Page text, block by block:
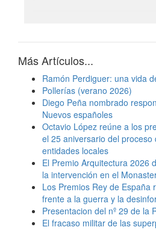
Más Artículos...
Ramón Perdiguer: una vida
Pollerías (verano 2026)
Diego Peña nombrado
Nuevos españoles
Octavio López reúne a los
el 25 aniversario del
entidades locales
El Premio Arquitectura 2026
la intervención en el
Los Premios Rey de España
frente a la guerra y la
Presentacion del nº 29 de la
El fracaso militar de las